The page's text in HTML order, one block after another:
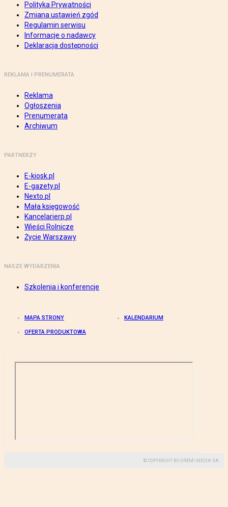
Polityka Prywatności
Zmiana ustawień zgód
Regulamin serwisu
Informacje o nadawcy
Deklaracja dostępności
REKLAMA I PRENUMERATA
Reklama
Ogłoszenia
Prenumerata
Archiwum
PARTNERZY
E-kiosk.pl
E-gazety.pl
Nexto.pl
Mała księgowość
Kancelarierp.pl
Wieści Rolnicze
Życie Warszawy
NASZE WYDARZENIA
Szkolenia i konferencje
MAPA STRONY KALENDARIUM
OFERTA PRODUKTOWA
© COPYRIGHT BY GREMI MEDIA SA